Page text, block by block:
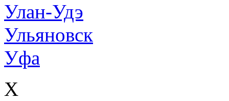
Улан-Удэ
Ульяновск
Уфа
Х